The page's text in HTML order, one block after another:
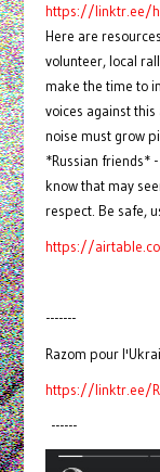
https://linktr.ee/
Here are
volunteer, local
make the time to
voices against
noise must grow
*Russian friends*
know that may
respect. Be safe,
https://
-------
Razom pour
https://linktr.ee/
------